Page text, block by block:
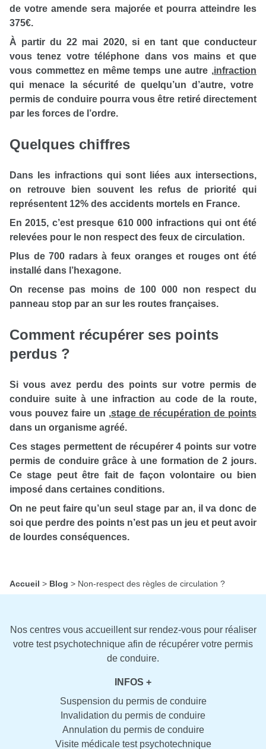
de votre amende sera majorée et pourra atteindre les
375€.
À partir du 22 mai 2020, si en tant que conducteur
vous tenez votre téléphone dans vos mains et que
vous commettez en même temps une autre ,infraction
qui menace la sécurité de quelqu’un d’autre, votre
permis de conduire pourra vous être retiré directement
par les forces de l’ordre.
Quelques chiffres
Dans les infractions qui sont liées aux intersections,
on retrouve bien souvent les refus de priorité qui
représentent 12% des accidents mortels en France.
En 2015, c’est presque 610 000 infractions qui ont été
relevées pour le non respect des feux de circulation.
Plus de 700 radars à feux oranges et rouges ont été
installé dans l’hexagone.
On recense pas moins de 100 000 non respect du
panneau stop par an sur les routes françaises.
Comment récupérer ses points
perdus ?
Si vous avez perdu des points sur votre permis de
conduire suite à une infraction au code de la route,
vous pouvez faire un ,stage de récupération de points
dans un organisme agréé.
Ces stages permettent de récupérer 4 points sur votre
permis de conduire grâce à une formation de 2 jours.
Ce stage peut être fait de façon volontaire ou bien
imposé dans certaines conditions.
On ne peut faire qu’un seul stage par an, il va donc de
soi que perdre des points n’est pas un jeu et peut avoir
de lourdes conséquences.
Accueil > Blog > Non-respect des règles de circulation ?
Nos centres vous accueillent sur rendez-vous pour réaliser
votre test psychotechnique afin de récupérer votre permis
de conduire.
INFOS +
Suspension du permis de conduire
Invalidation du permis de conduire
Annulation du permis de conduire
Visite médicale test psychotechnique